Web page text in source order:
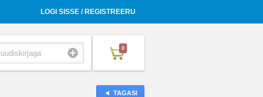
LOGI SISSE / REGISTREERU
0
TAGASI